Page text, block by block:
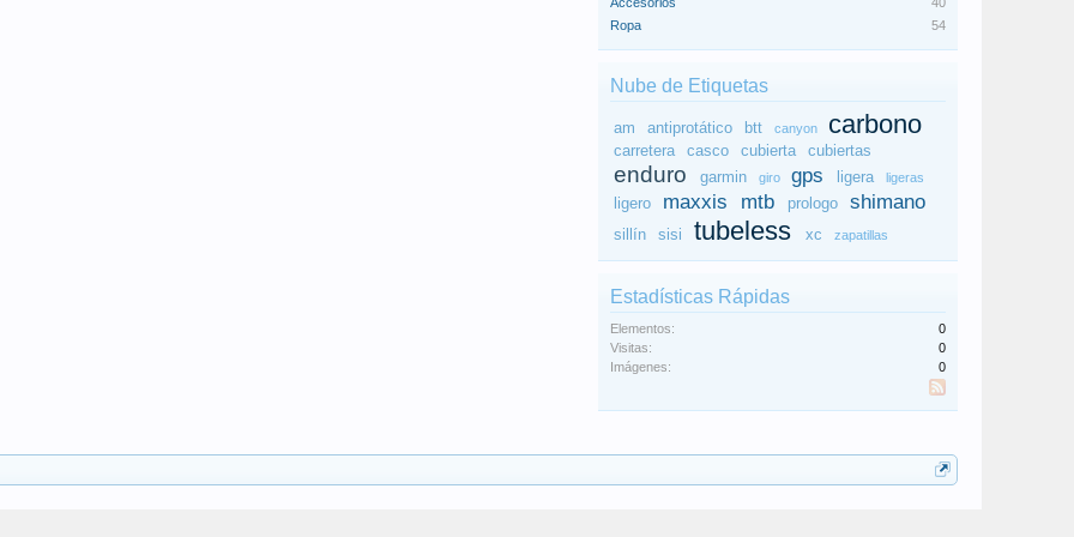
Ropa
54
Nube de Etiquetas
am antiprotático btt canyon carbono
carretera casco cubierta cubiertas
enduro garmin giro gps ligera ligeras
ligero maxxis mtb prologo shimano
sillín sisi tubeless xc zapatillas
Estadísticas Rápidas
Elementos:
0
Visitas:
0
Imágenes:
0